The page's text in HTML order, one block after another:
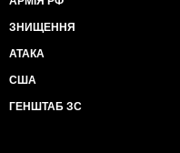
ЗНИЩЕННЯ
АТАКА
США
ГЕНШТАБ ЗС